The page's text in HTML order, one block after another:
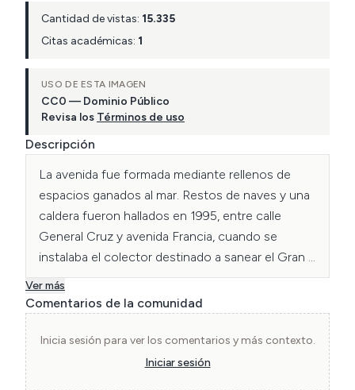
Cantidad de vistas: 15.335
Citas académicas: 1
USO DE ESTA IMAGEN
CC0 — Dominio Público
Revisa los Términos de uso
Descripción
La avenida fue formada mediante rellenos de
espacios ganados al mar. Restos de naves y una
caldera fueron hallados en 1995, entre calle
General Cruz y avenida Francia, cuando se
instalaba el colector destinado a sanear el Gran
Valparaíso.
Ver más
Comentarios de la comunidad
Inicia sesión para ver los comentarios y más contexto.
Iniciar sesión